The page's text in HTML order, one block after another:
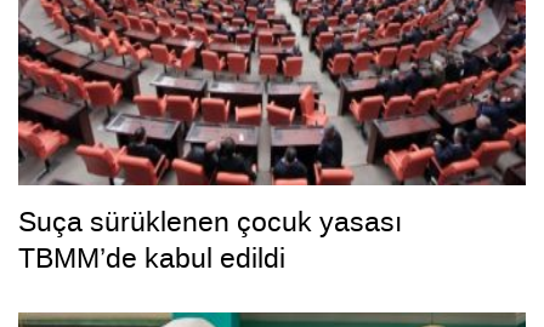
Suça sürüklenen çocuk yasası
TBMM’de kabul edildi